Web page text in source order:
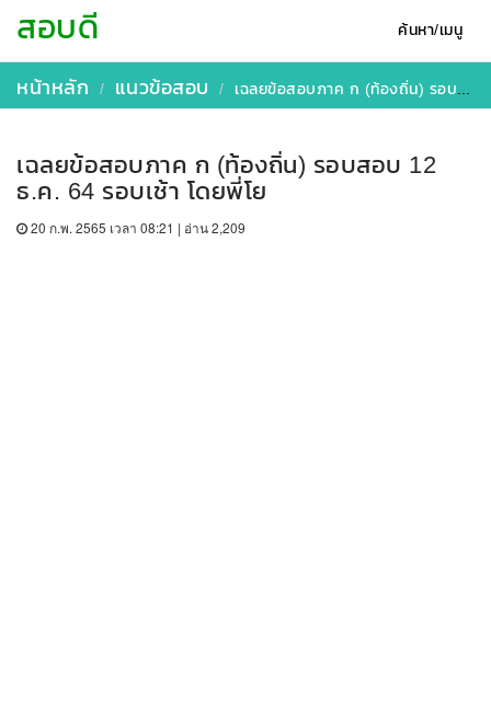
ค้นหา/เมนู
สอบดี
หน้าหลัก แนวข้อสอบ เฉลยข้อสอบภาค ก (ท้องถิ่น) รอบสอบ 12 ธ.ค. 64 รอบเช้า โดยพี่โย
เฉลยข้อสอบภาค ก (ท้องถิ่น) รอบสอบ 12
ธ.ค. 64 รอบเช้า โดยพี่โย
20 ก.พ. 2565 เวลา 08:21 | อ่าน 2,209